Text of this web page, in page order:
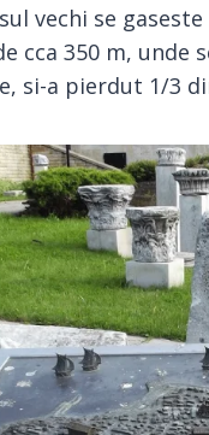
vechi se
cca 350 m,
si-a pierdut 1/3